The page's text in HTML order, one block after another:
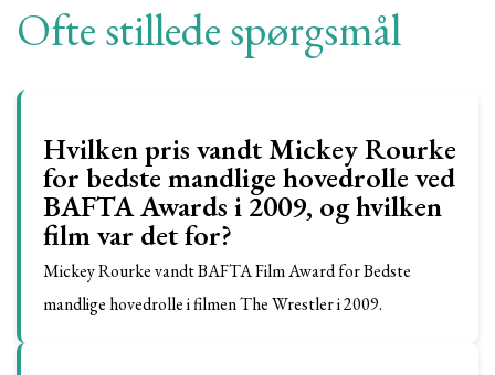
Ofte stillede spørgsmål
Hvilken pris vandt Mickey Rourke
for bedste mandlige hovedrolle ved
BAFTA Awards i 2009, og hvilken
film var det for?
Mickey Rourke vandt BAFTA Film Award for Bedste
mandlige hovedrolle i filmen The Wrestler i 2009.